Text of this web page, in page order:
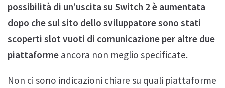
possibilità di un’uscita su Switch 2 è aumentata
dopo che sul sito dello sviluppatore sono stati
scoperti slot vuoti di comunicazione per altre due
piattaforme ancora non meglio specificate.
Non ci sono indicazioni chiare su quali piattaforme